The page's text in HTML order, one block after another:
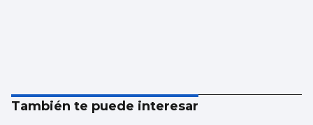
También te puede interesar